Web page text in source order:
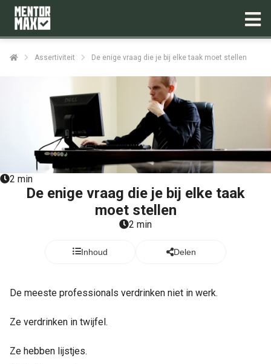
Assertiviteit De enige vraag die je bij elke taak moet stellen
2 min
De enige vraag die je bij elke taak
moet stellen
2 min
Inhoud Delen
De meeste professionals verdrinken niet in werk.
Ze verdrinken in twijfel.
Ze hebben lijstjes.